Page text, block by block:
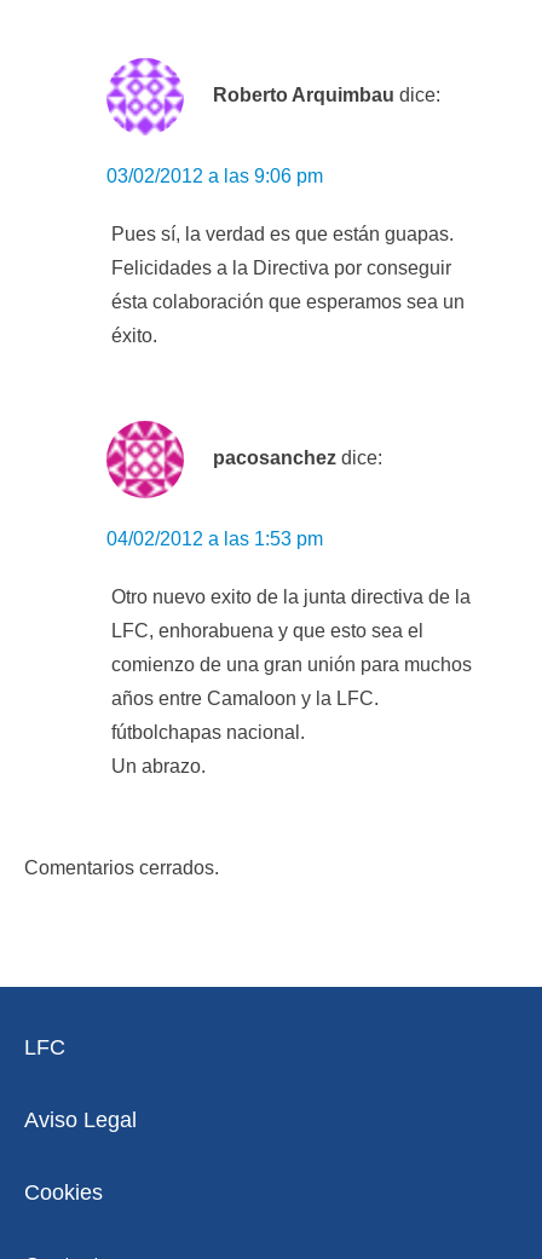
Roberto Arquimbau dice:
03/02/2012 a las 9:06 pm
Pues sí, la verdad es que están guapas.
Felicidades a la Directiva por conseguir
ésta colaboración que esperamos sea un
éxito.
pacosanchez dice:
04/02/2012 a las 1:53 pm
Otro nuevo exito de la junta directiva de la
LFC, enhorabuena y que esto sea el
comienzo de una gran unión para muchos
años entre Camaloon y la LFC.
fútbolchapas nacional.
Un abrazo.
Comentarios cerrados.
LFC
Aviso Legal
Cookies